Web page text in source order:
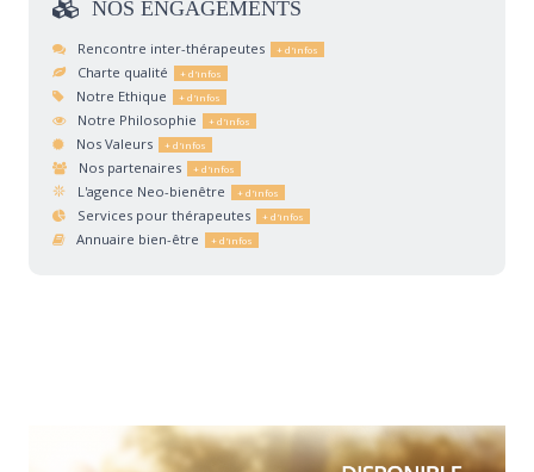
NOS ENGAGEMENTS
Rencontre inter-thérapeutes
Charte qualité
Notre Ethique
Notre Philosophie
Nos Valeurs
Nos partenaires
L'agence Neo-bienêtre
Services pour thérapeutes
Annuaire bien-être